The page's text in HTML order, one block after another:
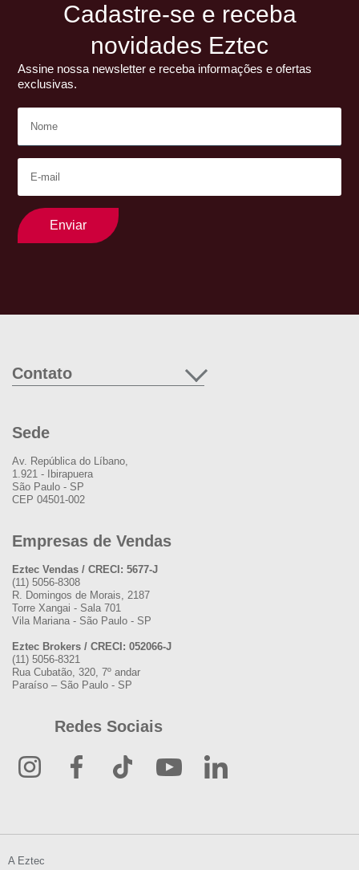
Cadastre-se e receba
novidades Eztec
Assine nossa newsletter e receba informações e ofertas
exclusivas.
Enviar
Contato
Sede
Av. República do Líbano,
1.921 - Ibirapuera
São Paulo - SP
CEP 04501-002
Empresas de Vendas
Eztec Vendas / CRECI: 5677-J
(11) 5056-8308
R. Domingos de Morais, 2187
Torre Xangai - Sala 701
Vila Mariana - São Paulo - SP
Eztec Brokers / CRECI: 052066-J
(11) 5056-8321
Rua Cubatão, 320, 7º andar
Paraíso – São Paulo - SP
Redes Sociais
A Eztec